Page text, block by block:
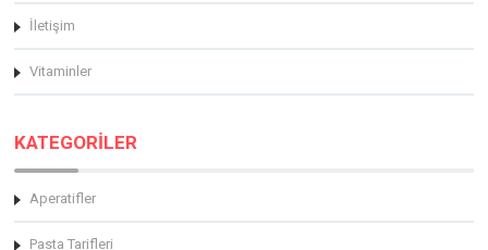
İletişim
Vitaminler
KATEGORİLER
Aperatifler
Pasta Tarifleri